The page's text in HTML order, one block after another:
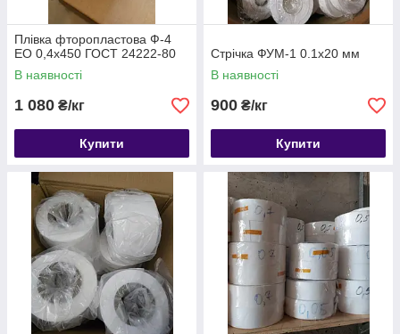
Плівка фторопластова Ф-4
ЕО 0,4х450 ГОСТ 24222-80
В наявності
1 080 ₴/кг
Купити
Стрічка ФУМ-1 0.1х20 мм
В наявності
900 ₴/кг
Купити